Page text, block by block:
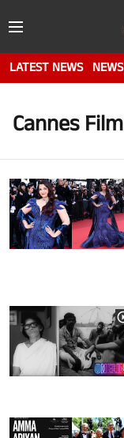
LATEST NEWS
Cannes